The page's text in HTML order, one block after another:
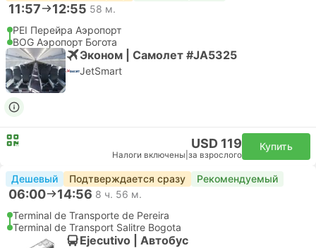
11:57 12:55 58 м.
PEI Перейра Аэропорт
BOG Аэропорт Богота
Эконом | Самолет #JA5325
JetSmart
USD 119
Налоги включены за взрослого
Купить
Дешевый Подтверждается сразу Рекомендуемый
06:00 14:56 8 ч. 56 м.
Terminal de Transporte de Pereira
Terminal de Transport Salitre Bogota
Ejecutivo | Автобус